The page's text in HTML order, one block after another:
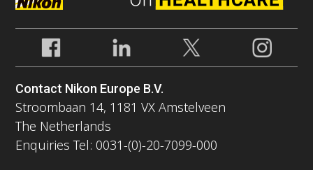
Contact Nikon Europe B.V.
Stroombaan 14, 1181 VX Amstelveen
The Netherlands
Enquiries Tel: 0031-(0)-20-7099-000